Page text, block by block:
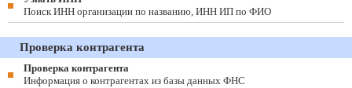
Поиск ИНН организации по названию, ИНН ИП по ФИО
Проверка контрагента
Проверка контрагента
Информация о контрагентах из базы данных ФНС